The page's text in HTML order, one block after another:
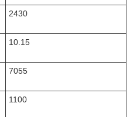
2430
10.15
7055
1100